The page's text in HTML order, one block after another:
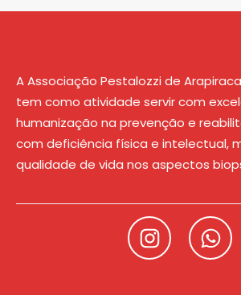
A Associação Pestalozzi de
tem como atividade servir com
humanização na prevenção e
com deficiência física e intelectual,
qualidade de vida nos aspectos